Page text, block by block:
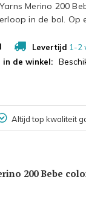
Merino 200
in de bol. Op
Levertijd 1-2
in de winkel:
Altijd top kwaliteit
200 Bebe